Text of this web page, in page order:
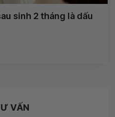
sinh 2 tháng là dấu
VẤN